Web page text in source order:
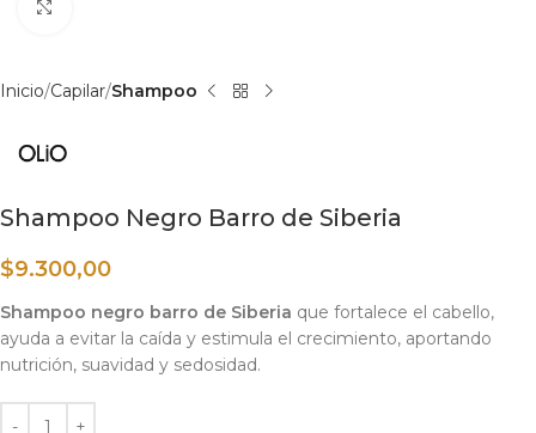
Inicio Capilar Shampoo
Shampoo Negro Barro de Siberia
$9.300,00
Shampoo negro barro de Siberia que fortalece el cabello,
ayuda a evitar la caída y estimula el crecimiento, aportando
nutrición, suavidad y sedosidad.